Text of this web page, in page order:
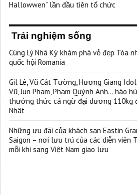
Hallowwen” lần đầu tiên tổ chức
Trải nghiệm sống
Cùng Lý Nhã Kỳ khám phá vẻ đẹp Tòa
quốc hội Romania
Gil Lê, Vũ Cát Tường, Hương Giang
Vũ, Jun Phạm, Phạm Quỳnh Anh… háo
thưởng thức cá ngừ đại dương 110kg
Nhật
Những ưu đãi của khách sạn Eastin
Saigon – nơi lưu trú của các diễn viên
mỗi khi sang Việt Nam giao lưu